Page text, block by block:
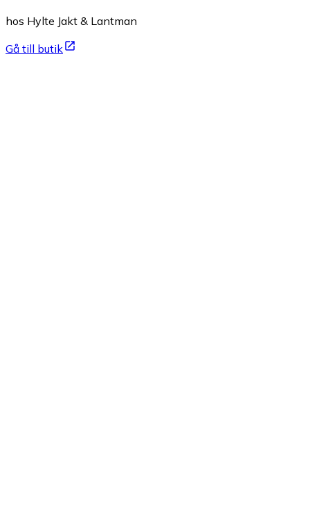
hos Hylte Jakt & Lantman
Gå till butik